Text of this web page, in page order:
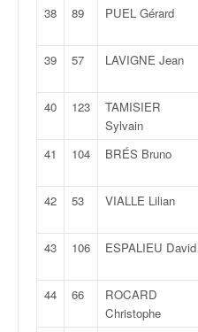
38 89 PUEL Gérard
39
57 LAVIGNE Jean
40
123
TAMISIER
Sylvain
41
104 BRÉS Bruno
42
53 VIALLE Lilian
43
106 ESPALIEU David
44
66
ROCARD
Christophe